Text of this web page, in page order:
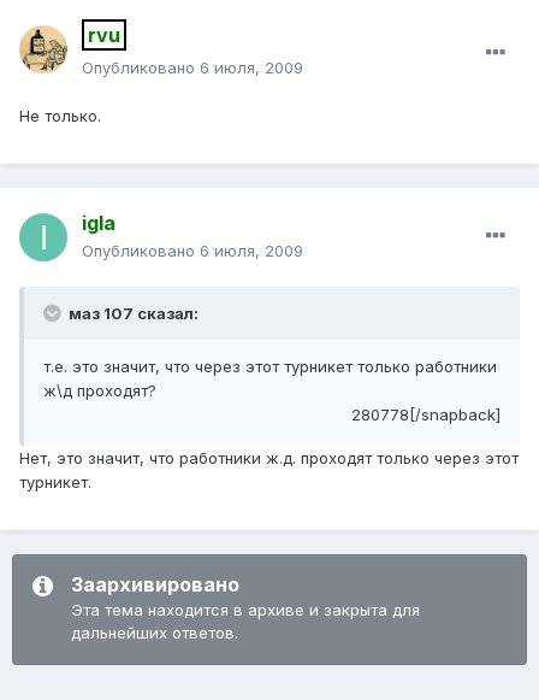
rvu
Опубликовано 6 июля, 2009
Не только.
igla
Опубликовано 6 июля, 2009
маз 107 сказал:
т.е. это значит, что через этот турникет только работники
ж\д проходят?
280778[/snapback]
Нет, это значит, что работники ж.д. проходят только через этот
турникет.
Заархивировано
Эта тема находится в архиве и закрыта для
дальнейших ответов.